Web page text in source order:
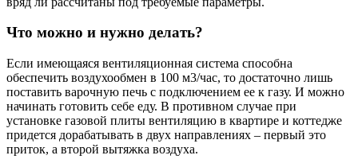
Что можно и нужно делать?
Если имеющаяся вентиляционная система способна
обеспечить воздухообмен в 100 м3/час, то достаточно лишь
поставить варочную печь с подключением ее к газу. И можно
начинать готовить себе еду. В противном случае при
установке газовой плиты вентиляцию в квартире и коттедже
придется дорабатывать в двух направлениях – первый это
приток, а второй вытяжка воздуха.